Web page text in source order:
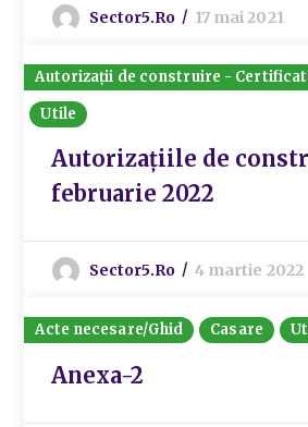
Sector5.ro 17 mai 2021
Autorizații de construire -
Utile
Autorizațiile de
februarie 2022
Sector5.ro 4 martie 2022
Acte necesare/Ghid Casare
Anexa-2